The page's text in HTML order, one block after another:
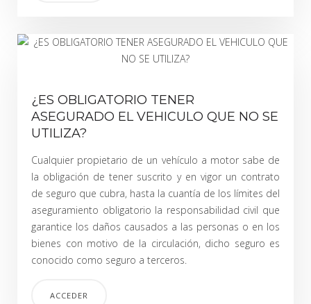
¿ES OBLIGATORIO TENER
ASEGURADO EL VEHICULO QUE NO SE
UTILIZA?
Cualquier propietario de un vehículo a motor sabe de
la obligación de tener suscrito y en vigor un contrato
de seguro que cubra, hasta la cuantía de los límites del
aseguramiento obligatorio la responsabilidad civil que
garantice los daños causados a las personas o en los
bienes con motivo de la circulación, dicho seguro es
conocido como seguro a terceros.
ACCEDER